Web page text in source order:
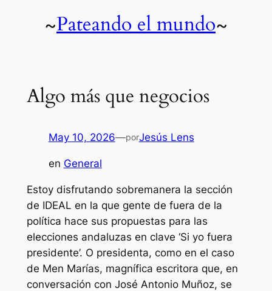
~Pateando el mundo~
Algo más que negocios
May 10, 2026—porJesús Lens
en General
Estoy disfrutando sobremanera la sección
de IDEAL en la que gente de fuera de la
política hace sus propuestas para las
elecciones andaluzas en clave ‘Si yo fuera
presidente’. O presidenta, como en el caso
de Men Marías, magnífica escritora que, en
conversación con José Antonio Muñoz, se